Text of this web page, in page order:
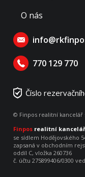
O nás
770 129 770
Číslo
© Finpos realitní kancelář
Finpos realitní kancelář
se sídlem Hodějovského
zapsaná v obchodním
oddíl C, vložka 260736
č. účtu 275899406/0300